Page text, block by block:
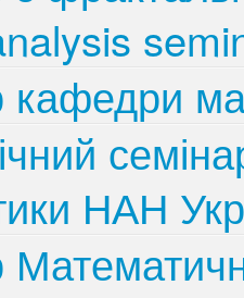
кафедри
НАН